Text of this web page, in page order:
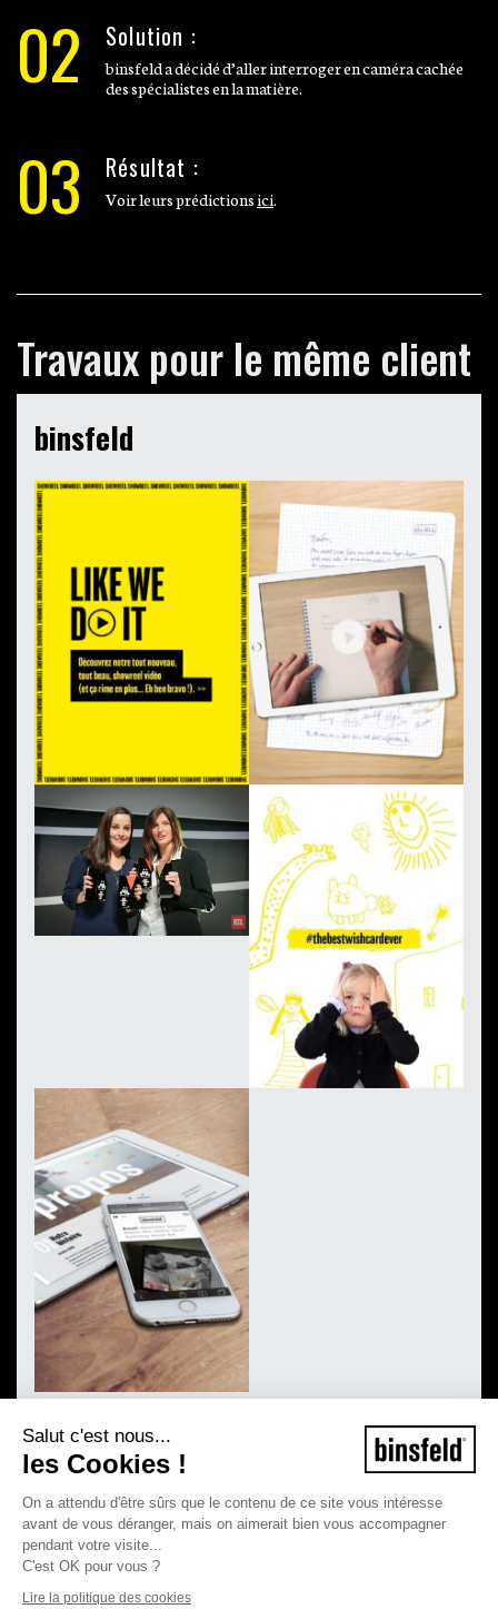
Salut c'est nous...
les Cookies !
On a attendu d'être sûrs que le contenu de ce site vous intéresse
avant de vous déranger, mais on aimerait bien vous accompagner
pendant votre visite...
C'est OK pour vous ?
Lire la politique des cookies
02 Solution :
binsfeld a décidé d’aller interroger en caméra cachée
des spécialistes en la matière.
03 Résultat :
Voir leurs prédictionsici.
Travaux pour le même client
binsfeld